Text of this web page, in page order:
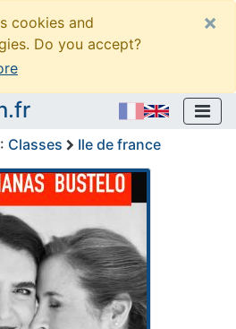
cookies and
Do you accept?
×
: Classes Ile de france